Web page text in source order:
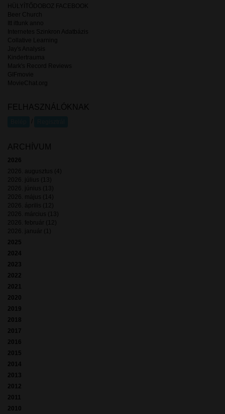
HÜLYÍTŐDOBOZ FACEBOOK
Beer Church
Itt ittunk anno
Internetes Szinkron Adatbázis
Collative Learning
Jay's Analysis
Kindertrauma
Mark's Record Reviews
GIFmovie
MovieChat.org
FELHASZNÁLÓKNAK
ARCHÍVUM
2026
2026. augusztus (4)
2026. július (13)
2026. június (13)
2026. május (14)
2026. április (12)
2026. március (13)
2026. február (12)
2026. január (1)
2025
2024
2023
2022
2021
2020
2019
2018
2017
2016
2015
2014
2013
2012
2011
2010